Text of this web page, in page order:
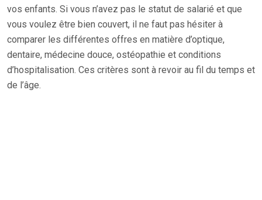
vos enfants. Si vous n’avez pas le statut de salarié et que
vous voulez être bien couvert, il ne faut pas hésiter à
comparer les différentes offres en matière d’optique,
dentaire, médecine douce, ostéopathie et conditions
d’hospitalisation. Ces critères sont à revoir au fil du temps et
de l’âge.